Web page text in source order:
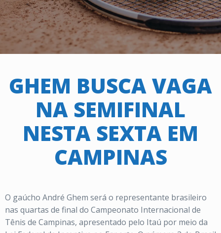
GHEM BUSCA VAGA
NA SEMIFINAL
NESTA SEXTA EM
CAMPINAS
O gaúcho André Ghem será o representante brasileiro
nas quartas de final do Campeonato Internacional de
Tênis de Campinas, apresentado pelo Itaú por meio da